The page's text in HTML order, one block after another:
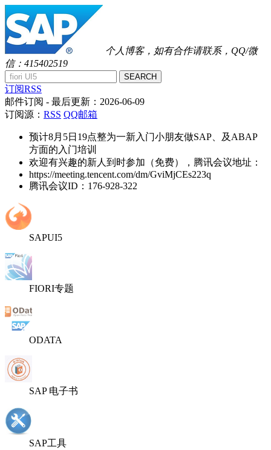
个人博客，如有合作请联系，QQ/微
信：415402519
SEARCH
订阅RSS
邮件订阅 - 最后更新： 2026-06-09
订阅源： RSS QQ邮箱
预计8月5日19点整为一新入门小朋友做SAP、及ABAP
方面的入门培训
欢迎有兴趣的新人到时参加（免费），腾讯会议地址：
https://meeting.tencent.com/dm/GviMjCEs223q
腾讯会议ID：176-928-322
SAPUI5
FIORI专题
ODATA
SAP 电子书
SAP工具